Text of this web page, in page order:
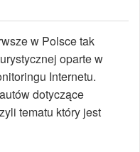
w Polsce tak
oparte w
Internetu.
dotyczące
tematu który jest